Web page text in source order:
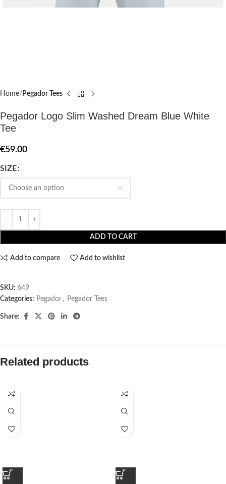
Home Pegador Tees
Pegador Logo Slim Washed Dream Blue White
Tee
€59.00
SIZE
ADD TO CART
Add to compare Add to wishlist
SKU: 649
Categories: Pegador​ , Pegador Tees
Share:
Related products